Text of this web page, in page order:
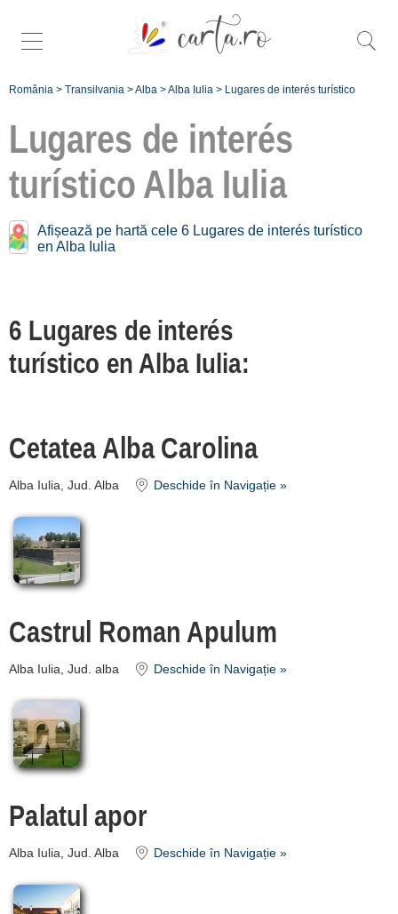
România > Transilvania >Alba >Alba Iulia > Lugares de interés turístico
Lugares de interés
turístico Alba Iulia
Afișează pe hartă cele 6 Lugares de interés turístico
en Alba Iulia
6 Lugares de interés
turístico en Alba Iulia:
Cetatea Alba Carolina
Alba Iulia, Jud. Alba Deschide în Navigație »
Castrul Roman Apulum
Alba Iulia, Jud. alba Deschide în Navigație »
Palatul apor
Alba Iulia, Jud. Alba Deschide în Navigație »
Lugares de interés
Alba Iulia:
Cugir
[1 offers a 29.6 km]
de cazare
despre C A R T A ®
termeni și condiții
contact
login